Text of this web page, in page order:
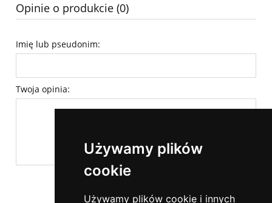
Używamy plików
cookie
Używamy plików cookie i innych
Opinie o produkcie (0)
Imię lub pseudonim:
Twoja opinia: